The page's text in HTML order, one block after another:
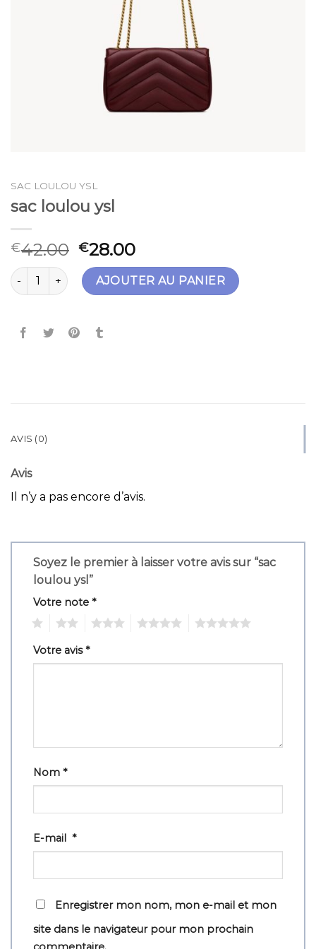
SAC LOULOU YSL
sac loulou ysl
€42.00 €28.00
quantité de sac loulou yslAJOUTER AU PANIER
AVIS (0)
Avis
Il n’y a pas encore d’avis.
Soyez le premier à laisser votre avis sur “sac
loulou ysl”
Votre note *
Votre avis*
Nom *
E-mail *
Enregistrer mon nom, mon e-mail et mon
site dans le navigateur pour mon prochain